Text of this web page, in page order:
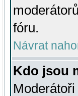
fóru.
Návrat
Kdo jsou